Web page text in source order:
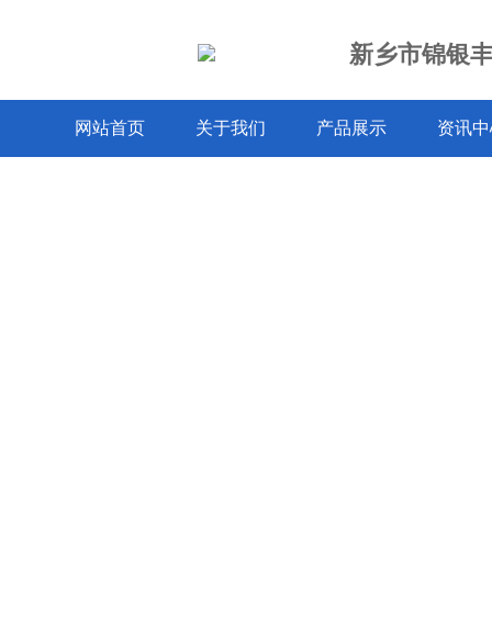
新乡市锦银
网站首页 关于我们 产品展示 资讯